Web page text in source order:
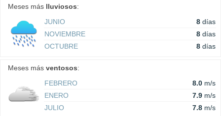
Meses más lluviosos:
JUNIO
8 días
NOVIEMBRE
8 días
OCTUBRE
8 días
Meses más ventosos:
FEBRERO
8.0 m/s
ENERO
7.9 m/s
JULIO
7.8 m/s